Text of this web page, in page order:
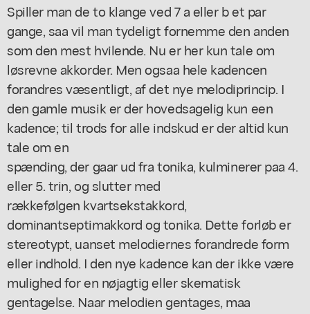
Spiller man de to klange ved 7 a eller b et par
gange, saa vil man tydeligt fornemme den anden
som den mest hvilende. Nu er her kun tale om
løsrevne akkorder. Men ogsaa hele kadencen
forandres væsentligt, af det nye melodiprincip. I
den gamle musik er der hovedsagelig kun een
kadence; til trods for alle indskud er der altid kun
tale om en
spænding, der gaar ud fra tonika, kulminerer paa 4.
eller 5. trin, og slutter med
rækkefølgen kvartsekstakkord,
dominantseptimakkord og tonika. Dette forløb er
stereotypt, uanset melodiernes forandrede form
eller indhold. I den nye kadence kan der ikke være
mulighed for en nøjagtig eller skematisk
gentagelse. Naar melodien gentages, maa